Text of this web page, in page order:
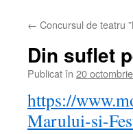
← Concursul de teatru
Din suflet
Publicat în 20
https://
Marului-si-